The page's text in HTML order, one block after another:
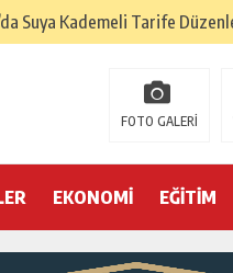
Suya Kademeli Tarife
İlçesi Haymana
Köyü’nde Kırım
Erdoğan’ın 3 devri
FOTO GALERİ
EKONOMİ EĞİTİM